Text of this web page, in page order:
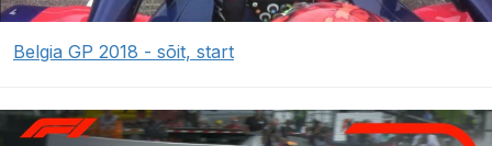
Belgia GP 2018 - sõit, start